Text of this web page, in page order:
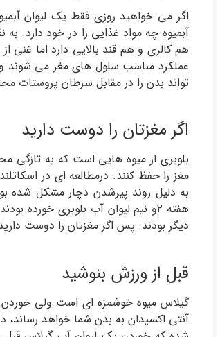
اگر می خواهید روزی فقط یک لیوان
آبمیوه چه مواد غذایی را در خود دارد.
هم کالری و هم قند بالایی دارد اما
تواند بدن را در مقابل سرطان پروستات
اگر مغزتان را دوست دارید
بلوبری از میوه هایی است که به تازگی
هفته ۲و نیم لیوان آب بلوبری
دیگر بودند. پس اگر مغزتان را دوست
قبل از ورزش بنوشید
گیلاس میوه خوشمزه ای است ولی
آنتی اکسیدان به بدن شما خواهد